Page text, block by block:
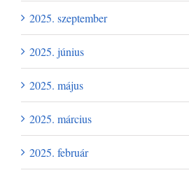
2025. szeptember
2025. június
2025. május
2025. március
2025. február